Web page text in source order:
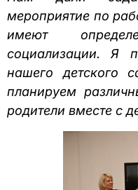
мероприятие по
имеют
социализации. Я
нашего детского
планируем
родители вместе с